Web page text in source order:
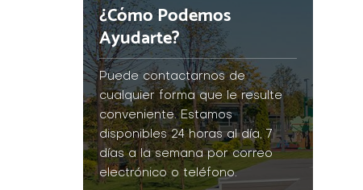
¿Cómo Podemos
Ayudarte?
Puede contactarnos de
cualquier forma que le resulte
conveniente. Estamos
disponibles 24 horas al día, 7
días a la semana por correo
electrónico o teléfono.